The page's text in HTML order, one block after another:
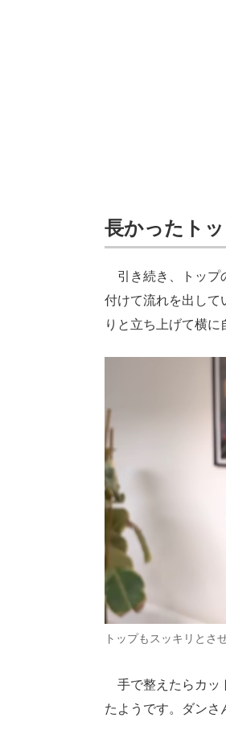
長かったト
引き続き、トップ
付けて流れを出して
りと立ち上げて横に
トップもスッキリとさ
手で整えたらカッ
たようです。ダンさ